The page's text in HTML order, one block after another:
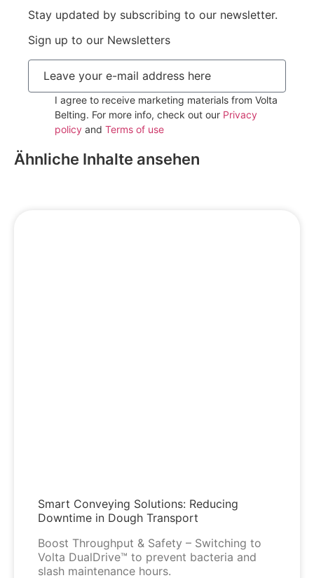
Stay updated by subscribing to our newsletter.
Sign up to our Newsletters
I agree to receive marketing materials from Volta
Belting. For more info, check out our Privacy
policy and Terms of use
Ähnliche Inhalte ansehen
Smart Conveying Solutions: Reducing
Downtime in Dough Transport
Boost Throughput & Safety – Switching to
Volta DualDrive™ to prevent bacteria and
slash maintenance hours.